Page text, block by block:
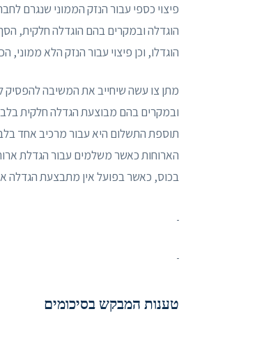
פיצוי כספי עבור הנזק הממוני שנגרם
הוגדלה ובמקרים בהם הוגדלה חלקית,
הוגדלו, וכן פיצוי עבור הנזק הלא ממוני,
מתן צו עשה שיחייב את המשיבה להפסיק
ובמקרים בהם מבוצעת הגדלה חלקית
תוספת התשלום היא עבור מרכיב אחד
הארוחות כאשר משלמים עבור הגדלת
בכוס, כאשר בפועל אין מתבצעת הגדלה
טענות המבקש בסיכומים